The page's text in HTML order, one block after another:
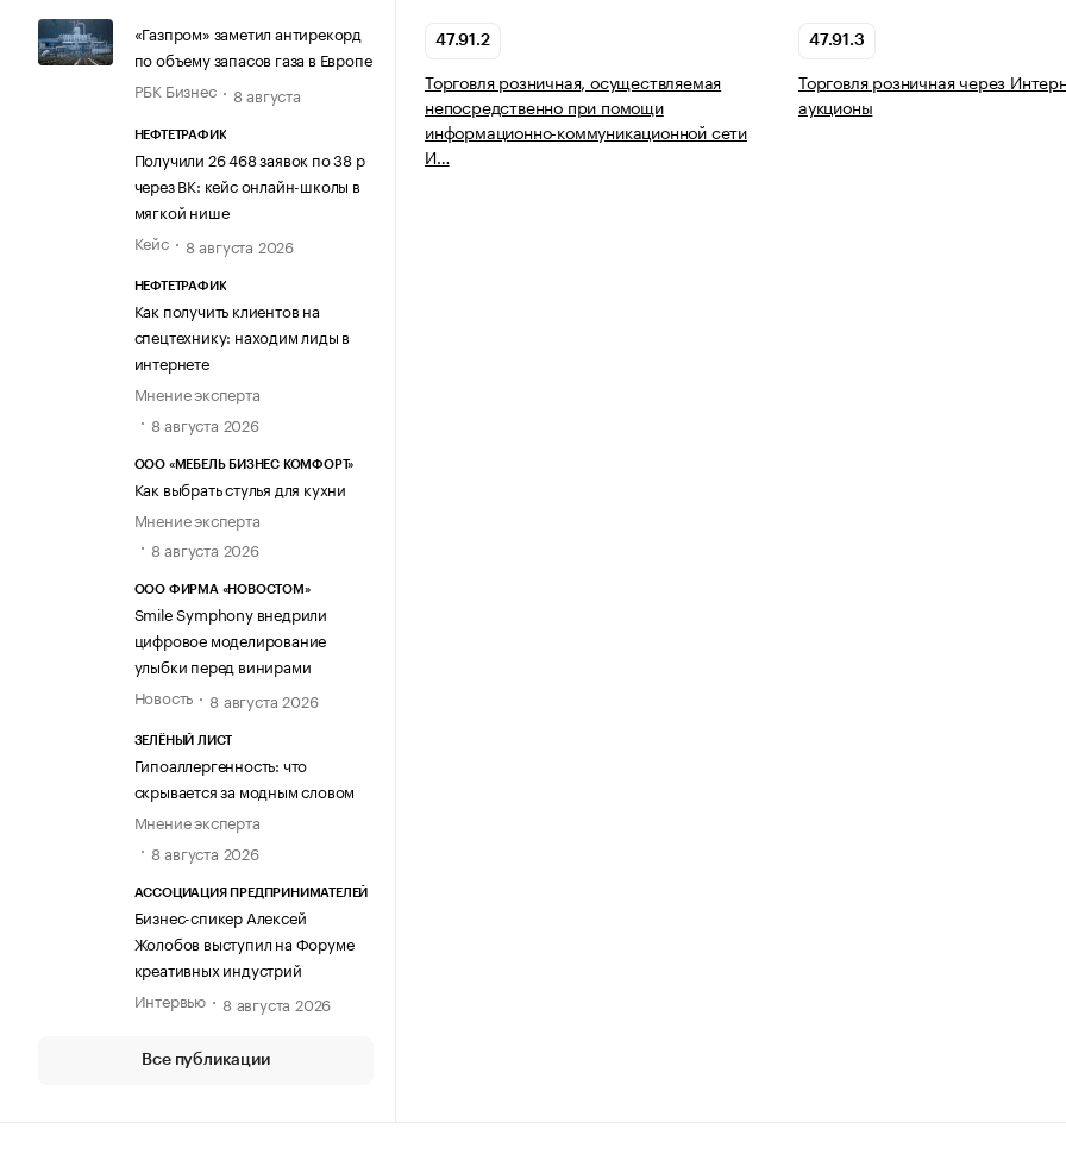
«Газпром» заметил антирекорд
по объему запасов газа в Европе
РБК Бизнес
8 августа
НЕФТЕТРАФИК
Получили 26 468 заявок по 38 р
через ВК: кейс онлайн-школы в
мягкой нише
Кейс
8 августа 2026
НЕФТЕТРАФИК
Как получить клиентов на
спецтехнику: находим лиды в
интернете
Мнение эксперта
8 августа 2026
ООО «МЕБЕЛЬ БИЗНЕС КОМФОРТ»
Как выбрать стулья для кухни
Мнение эксперта
8 августа 2026
ООО ФИРМА «НОВОСТОМ»
Smile Symphony внедрили
цифровое моделирование
улыбки перед винирами
Новость
8 августа 2026
ЗЕЛЁНЫЙ ЛИСТ
Гипоаллергенность: что
скрывается за модным словом
Мнение эксперта
8 августа 2026
АССОЦИАЦИЯ ПРЕДПРИНИМАТЕЛЕЙ
Бизнес-спикер Алексей
Жолобов выступил на Форуме
креативных индустрий
Интервью
8 августа 2026
Все публикации
47.91.2
Торговля розничная, осуществляемая
непосредственно при помощи
информационно-коммуникационной сети
И…
47.91.3
Торговля розничная через
аукционы